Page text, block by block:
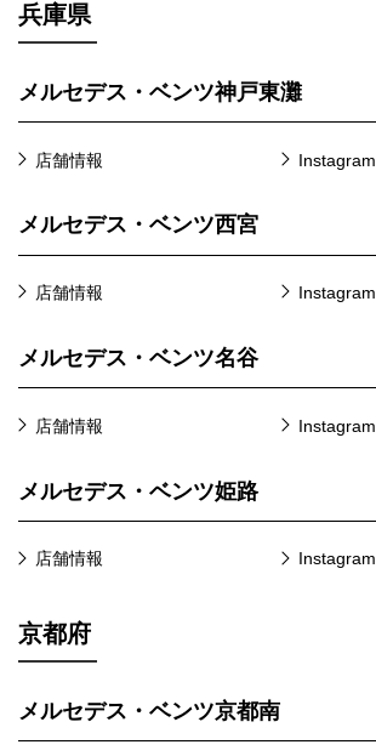
兵庫県
メルセデス・ベンツ神戸東灘
店舗情報 Instagram
メルセデス・ベンツ西宮
店舗情報 Instagram
メルセデス・ベンツ名谷
店舗情報 Instagram
メルセデス・ベンツ姫路
店舗情報 Instagram
京都府
メルセデス・ベンツ京都南